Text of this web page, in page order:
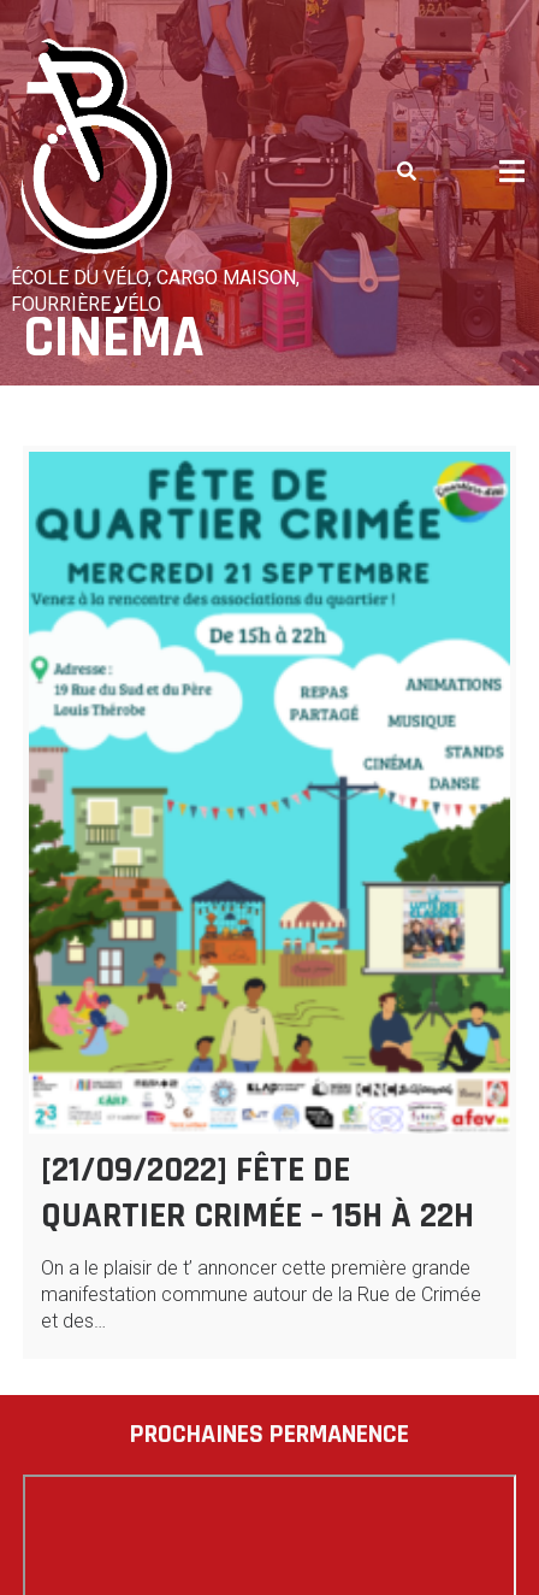
Skip
to
content
ÉCOLE DU VÉLO, CARGO MAISON,
FOURRIÈRE VÉLO
CINÉMA
[21/09/2022] FÊTE DE
QUARTIER CRIMÉE – 15H À 22H
On a le plaisir de t’ annoncer cette première grande
manifestation commune autour de la Rue de Crimée
et des…
PROCHAINES PERMANENCE